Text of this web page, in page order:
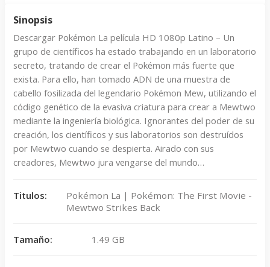
Sinopsis
Descargar Pokémon La película HD 1080p Latino – Un
grupo de científicos ha estado trabajando en un laboratorio
secreto, tratando de crear el Pokémon más fuerte que
exista. Para ello, han tomado ADN de una muestra de
cabello fosilizada del legendario Pokémon Mew, utilizando el
código genético de la evasiva criatura para crear a Mewtwo
mediante la ingeniería biológica. Ignorantes del poder de su
creación, los científicos y sus laboratorios son destruídos
por Mewtwo cuando se despierta. Airado con sus
creadores, Mewtwo jura vengarse del mundo…
Titulos:
Pokémon La | Pokémon: The First Movie -
Mewtwo Strikes Back
Tamaño: 1.49 GB